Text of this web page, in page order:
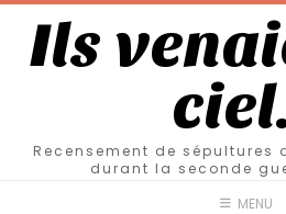
Ils
Recensement de sépultures
durant la seconde
MENU